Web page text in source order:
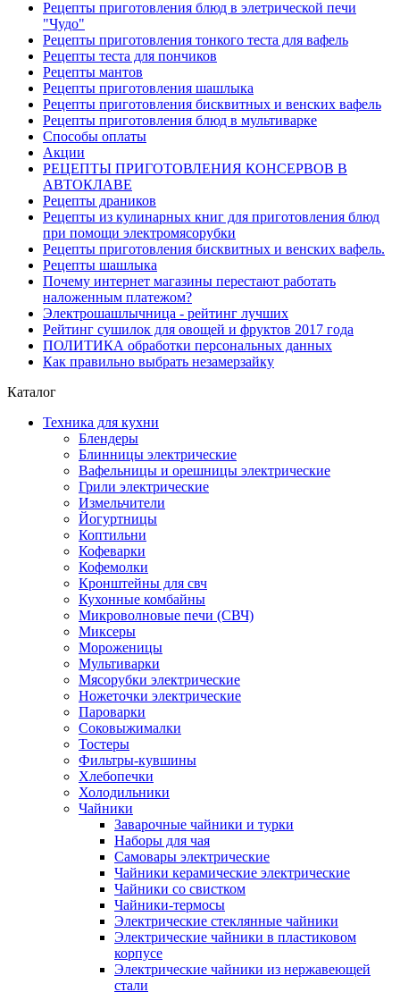
Рецепты приготовления блюд в элетрической печи
"Чудо"
Рецепты приготовления тонкого теста для вафель
Рецепты теста для пончиков
Рецепты мантов
Рецепты приготовления шашлыка
Рецепты приготовления бисквитных и венских вафель
Рецепты приготовления блюд в мультиварке
Способы оплаты
Акции
РЕЦЕПТЫ ПРИГОТОВЛЕНИЯ КОНСЕРВОВ В
АВТОКЛАВЕ
Рецепты драников
Рецепты из кулинарных книг для приготовления блюд
при помощи электромясорубки
Рецепты приготовления бисквитных и венских вафель.
Рецепты шашлыка
Почему интернет магазины перестают работать
наложенным платежом?
Электрошашлычница - рейтинг лучших
Рейтинг сушилок для овощей и фруктов 2017 года
ПОЛИТИКА обработки персональных данных
Как правильно выбрать незамерзайку
Каталог
Техника для кухни
Блендеры
Блинницы электрические
Вафельницы и орешницы электрические
Грили электрические
Измельчители
Йогуртницы
Коптильни
Кофеварки
Кофемолки
Кронштейны для свч
Кухонные комбайны
Микроволновые печи (СВЧ)
Миксеры
Мороженицы
Мультиварки
Мясорубки электрические
Ножеточки электрические
Пароварки
Соковыжималки
Тостеры
Фильтры-кувшины
Хлебопечки
Холодильники
Чайники
Заварочные чайники и турки
Наборы для чая
Самовары электрические
Чайники керамические электрические
Чайники со свистком
Чайники-термосы
Электрические стеклянные чайники
Электрические чайники в пластиковом
корпусе
Электрические чайники из нержавеющей
стали